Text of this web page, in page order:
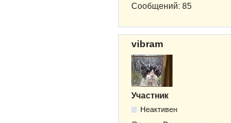
Сообщений: 85
vibram
Участник
Неактивен